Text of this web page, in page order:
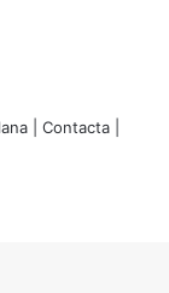
| Contacta